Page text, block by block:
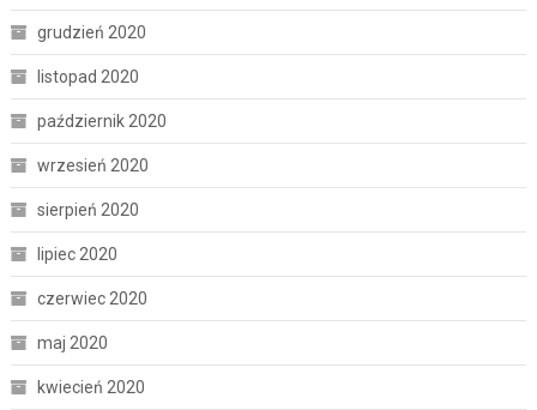
grudzień 2020
listopad 2020
październik 2020
wrzesień 2020
sierpień 2020
lipiec 2020
czerwiec 2020
maj 2020
kwiecień 2020